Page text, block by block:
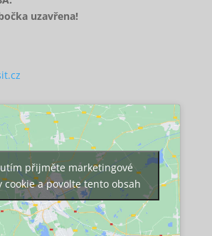
uzavřena!
přijměte marketingové
cookie a povolte tento obsah